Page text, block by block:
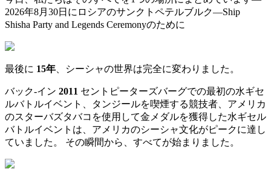
2026年8月30日にロシアのサンクトペテルブルク—Ship
Shisha Party and Legends Ceremonyのために
最後に 15年 、シーシャの世界は完全に変わりました。
バック-イン 2011 セントピーターズバーグでの最初の水ギセ
ルバトルイベント、タンジールを喫煙する競技者、アメリカ
のスターバズタバコを使用して金メダルを獲得した水ギセル
バトルイベントは、アメリカのシーシャ文化がピークに達し
ていました。 その瞬間から、すべてが始まりました。